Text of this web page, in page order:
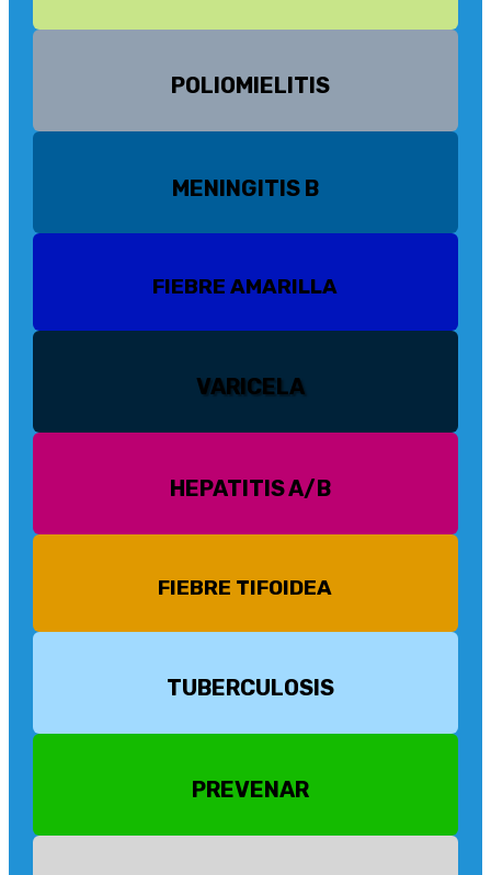
POLIOMIELITIS
MENINGITIS B
FIEBRE AMARILLA
VARICELA
HEPATITIS A/B
FIEBRE TIFOIDEA
TUBERCULOSIS
PREVENAR